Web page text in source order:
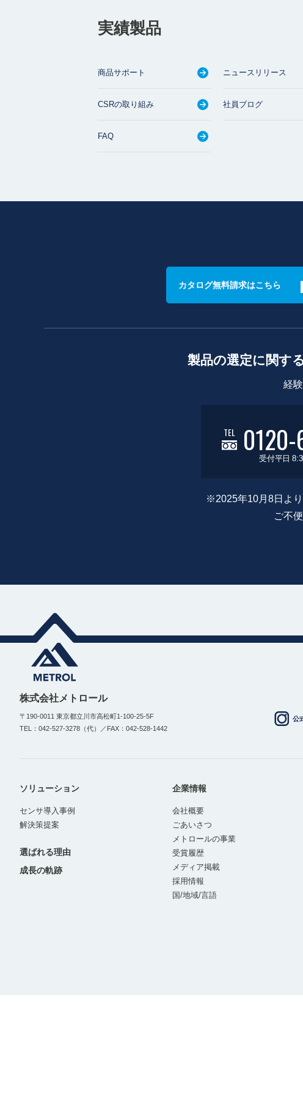
実績製品
商品サポート ニュースリリース
CSRの取り組み 社員ブログ
FAQ
カタログ無料請求はこちら
製品の選定に関す
経
TEL
受付平日
※2025年10月8日より
ご不
株式会社メトロール
〒190-0011 東京都立川市高松町1-100-25-5F
TEL：042-527-3278（代）／FAX：042-528-1442
公
ソリューション
センサ導入事例
解決策提案
選ばれる理由
成長の軌跡
企業情報
会社概要
ごあいさつ
メトロールの事業
受賞履歴
メディア掲載
採用情報
国/地域/言語